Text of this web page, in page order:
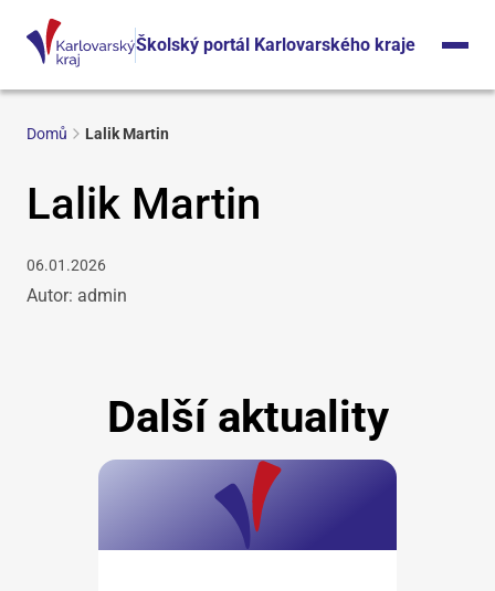
Školský portál Karlovarského kraje
Domů Lalik Martin
Lalik Martin
06.01.2026
Autor: admin
Další aktuality